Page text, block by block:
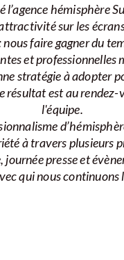
hémisphère
sur les
faire gagner du
et professionnelles
stratégie à adopter
résultat est au rendez-
l'équipe.
à travers plusieurs
journée presse et
qui nous continuons